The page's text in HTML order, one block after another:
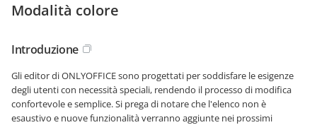
Modalità colore
Introduzione
Gli editor di ONLYOFFICE sono progettati per soddisfare le esigenze
degli utenti con necessità speciali, rendendo il processo di modifica
confortevole e semplice. Si prega di notare che l'elenco non è
esaustivo e nuove funzionalità verranno aggiunte nei prossimi